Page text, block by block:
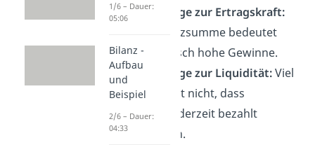
✗Keine Aussage zur Ertragskraft:
Eine hohe Bilanzsumme bedeutet
nicht automatisch hohe Gewinne.
✗ Keine Aussage zur Liquidität:Viel
Vermögen heißt nicht, dass
Rechnungen jederzeit bezahlt
werden können.
1/6 – Dauer:
05:06
Bilanz -
Aufbau
und
Beispiel
2/6 – Dauer:
04:33